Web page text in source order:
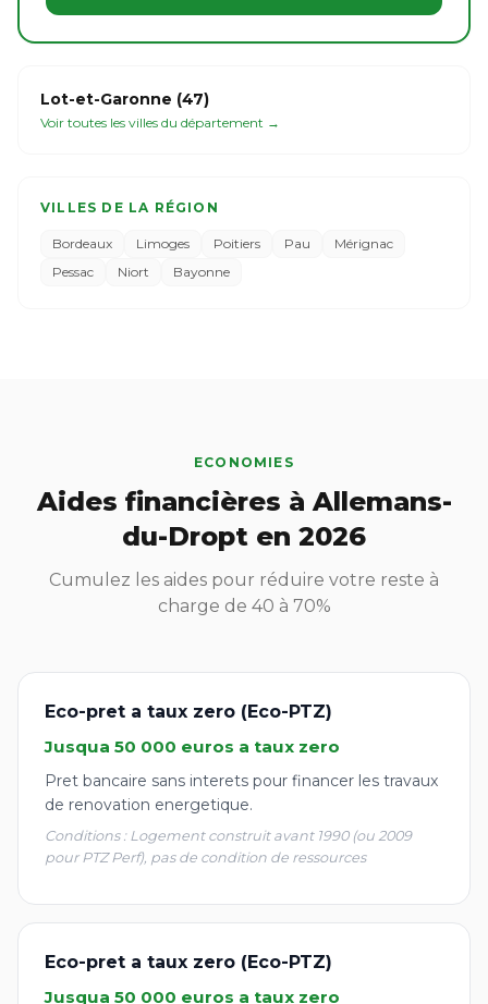
Lot-et-Garonne (47)
Voir toutes les villes du département →
VILLES DE LA RÉGION
Bordeaux Limoges Poitiers Pau
Mérignac
Pessac
Niort Bayonne
ECONOMIES
Aides financières à Allemans-
du-Dropt en 2026
Cumulez les aides pour réduire votre reste à
charge de 40 à 70%
Eco-pret a taux zero (Eco-PTZ)
Jusqua 50 000 euros a taux zero
Pret bancaire sans interets pour financer les travaux
de renovation energetique.
Conditions : Logement construit avant 1990 (ou 2009
pour PTZ Perf), pas de condition de ressources
Eco-pret a taux zero (Eco-PTZ)
Jusqua 50 000 euros a taux zero